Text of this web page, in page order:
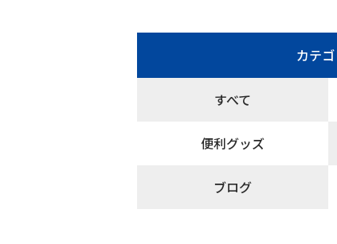
カテ
すべて
便利グッズ
ブログ